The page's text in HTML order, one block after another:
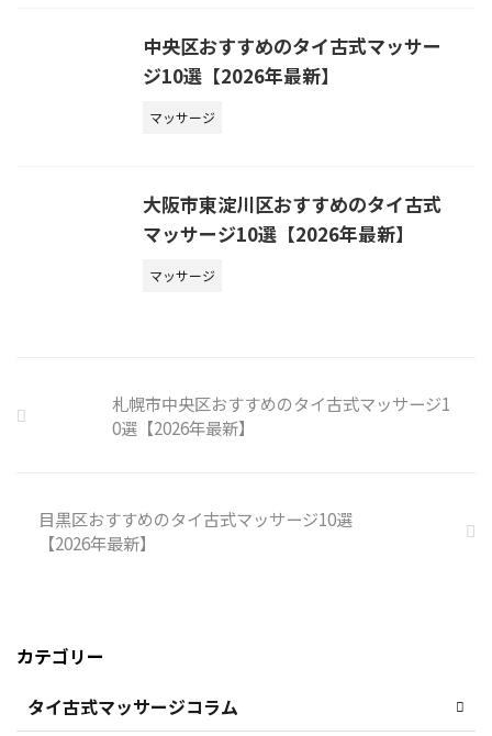
中央区おすすめのタイ古式マッサー
ジ10選【2026年最新】
マッサージ
大阪市東淀川区おすすめのタイ古式
マッサージ10選【2026年最新】
マッサージ
札幌市中央区おすすめのタイ古式マッサージ1
0選【2026年最新】
目黒区おすすめのタイ古式マッサージ10選
【2026年最新】
カテゴリー
タイ古式マッサージコラム